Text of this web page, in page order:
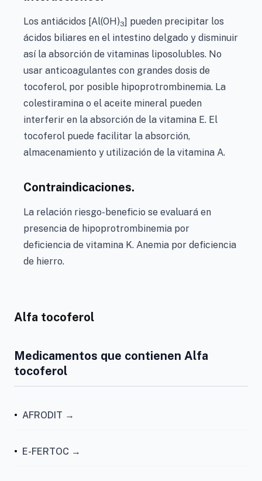
Los antiácidos [Al(OH)3] pueden precipitar los
ácidos biliares en el intestino delgado y disminuir
así la absorción de vitaminas liposolubles. No
usar anticoagulantes con grandes dosis de
tocoferol, por posible hipoprotrombinemia. La
colestiramina o el aceite mineral pueden
interferir en la absorción de la vitamina E. El
tocoferol puede facilitar la absorción,
almacenamiento y utilización de la vitamina A.
Contraindicaciones.
La relación riesgo-beneficio se evaluará en
presencia de hipoprotrombinemia por
deficiencia de vitamina K. Anemia por deficiencia
de hierro.
Alfa tocoferol
Medicamentos que contienen Alfa
tocoferol
• AFRODIT →
• E-FERTOC →